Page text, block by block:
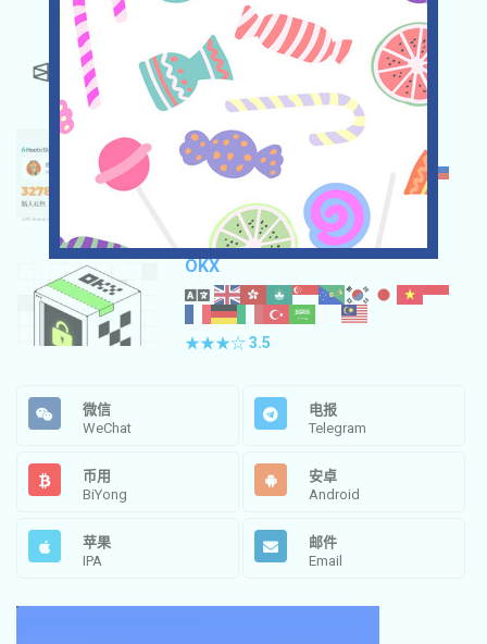
POLYMARKET
★★★☆
HUOBI
★★★3.0
OKX
★★★☆3.5
微信
WeChat
电报
Telegram
币用
BiYong
安卓
Android
苹果
IPA
邮件
Email